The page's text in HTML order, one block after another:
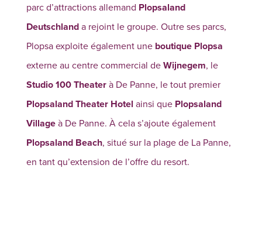
parc d’attractions allemand Plopsaland
Deutschlanda rejoint le groupe. Outre ses parcs,
Plopsa exploite également une boutique Plopsa
externe au centre commercial deWijnegem, le
Studio 100 Theaterà De Panne, le tout premier
Plopsaland Theater Hotel ainsi que Plopsaland
Villageà De Panne. À cela s’ajoute également
Plopsaland Beach, situé sur la plage de La Panne,
en tant qu’extension de l’offre du resort.